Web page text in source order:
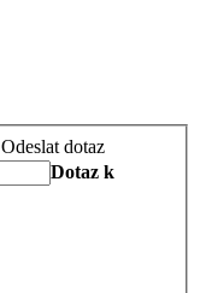
Odeslat dotaz
Dotaz k